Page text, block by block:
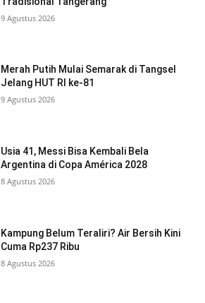
9 Agustus 2026
Merah Putih Mulai Semarak di Tangsel
Jelang HUT RI ke-81
9 Agustus 2026
Usia 41, Messi Bisa Kembali Bela
Argentina di Copa América 2028
8 Agustus 2026
Kampung Belum Teraliri? Air Bersih Kini
Cuma Rp237 Ribu
8 Agustus 2026